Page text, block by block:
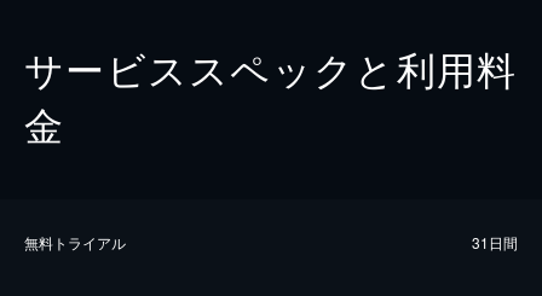
サービススペックと利用料
金
無料トライアル 31日間